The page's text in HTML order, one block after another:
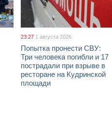
23:27 1 августа 2026
Попытка пронести СВУ:
Три человека погибли и 17
пострадали при взрыве в
ресторане на Кудринской
площади